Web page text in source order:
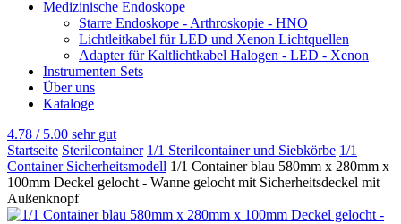
Medizinische Endoskope
Starre Endoskope - Arthroskopie - HNO
Lichtleitkabel für LED und Xenon Lichtquellen
Adapter für Kaltlichtkabel Halogen - LED - Xenon
Instrumenten Sets
Über uns
Kataloge
4.78 / 5.00 sehr gut
Startseite Sterilcontainer 1/1 Sterilcontainer und Siebkörbe 1/1
Container Sicherheitsmodell 1/1 Container blau 580mm x 280mm x
100mm Deckel gelocht - Wanne gelocht mit Sicherheitsdeckel mit
Außenknopf